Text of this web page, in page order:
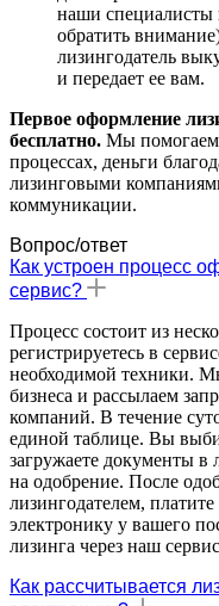
наши специалисты
обратить
лизингодатель
и передает ее вам.
Первое оформление
бесплатно. Мы помогаем
процессах, деньги
лизинговыми
коммуникации.
Вопрос/ответ
Как устроен процесс
сервис?
Процесс состоит из
регистрируетесь в
необходимой техники.
бизнеса и рассылаем
компаний. В течение
единой таблице. Вы
загружаете документы
на одобрение. После
лизингодателем,
электронику у вашего
лизинга через наш
Как рассчитывается